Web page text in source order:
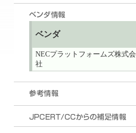
ベンダ
NECプラットフォームズ株式会
社